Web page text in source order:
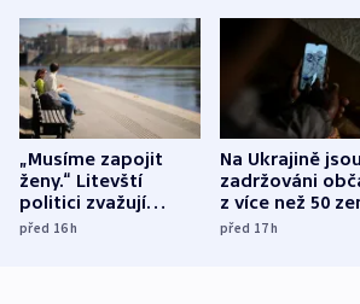
„Musíme zapojit
ženy.“ Litevští
politici zvažují
dohodu o
před 16h
Na Ukrajině jsou
zadržováni
z více než 50
Bojovali na
před 17h